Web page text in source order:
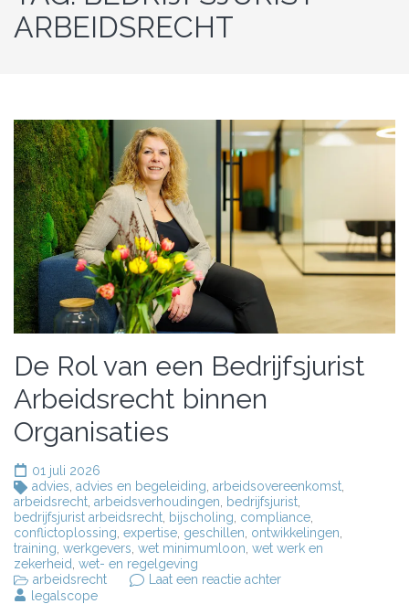
ARBEIDSRECHT
De Rol van een Bedrijfsjurist
Arbeidsrecht binnen
Organisaties
01 juli 2026
advies advies en begeleiding arbeidsovereenkomst
arbeidsrecht arbeidsverhoudingen bedrijfsjurist
bedrijfsjurist arbeidsrecht bijscholing compliance
conflictoplossing expertise geschillen ontwikkelingen
training werkgevers wet minimumloon wet werk en
zekerheid wet- en regelgeving
arbeidsrecht
Laat een reactie achterop
legalscope